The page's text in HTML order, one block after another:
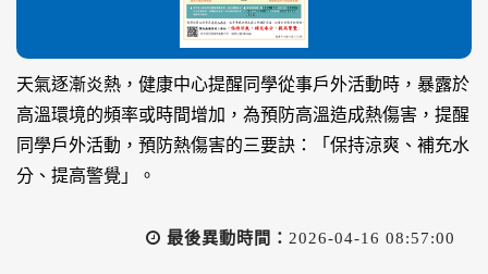
天氣逐漸炎熱，健康中心提醒同學從事戶外活動時，暴露於
高溫環境的頻率或時間增加，為預防高溫造成熱傷害，提醒
同學戶外活動，預防熱傷害的三要訣：「保持涼爽、補充水
分、提高警覺」。
最後異動時間： 2026-04-16 08:57:00